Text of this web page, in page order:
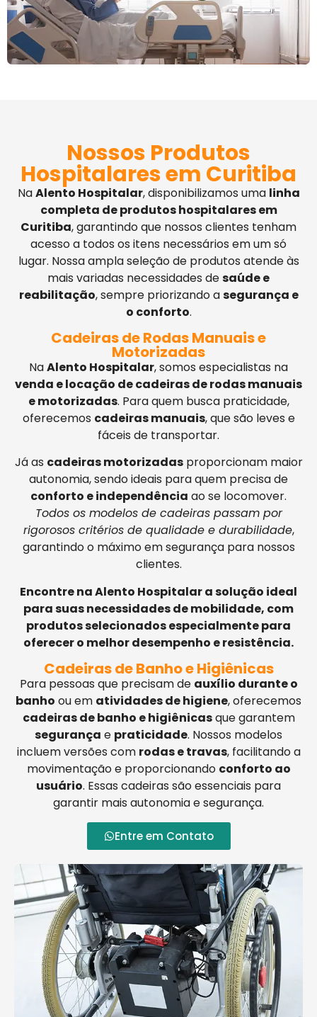
Nossos Produtos
Hospitalares em Curitiba
NaAlento Hospitalar, disponibilizamos uma linha
completa de produtos hospitalares em
Curitiba, garantindo que nossos clientes tenham
acesso a todos os itens necessários em um só
lugar. Nossa ampla seleção de produtos atende às
mais variadas necessidades desaúde e
reabilitação, sempre priorizando asegurança e
o conforto.
Cadeiras de Rodas Manuais e
Motorizadas
NaAlento Hospitalar, somos especialistas na
venda e locação de cadeiras de rodas manuais
e motorizadas. Para quem busca praticidade,
oferecemos cadeiras manuais, que são leves e
fáceis de transportar.
Já as cadeiras motorizadasproporcionam maior
autonomia, sendo ideais para quem precisa de
conforto e independência ao se locomover.
Todos os modelos de cadeiras passam por
rigorosos critérios de qualidade e durabilidade,
garantindo o máximo em segurança para nossos
clientes.
Encontre na Alento Hospitalar a solução ideal
para suas necessidades de mobilidade, com
produtos selecionados especialmente para
oferecer o melhor desempenho e resistência.
Cadeiras de Banho e Higiênicas
Para pessoas que precisam de auxílio durante o
banho ou em atividades de higiene, oferecemos
cadeiras de banho e higiênicasque garantem
segurança e praticidade. Nossos modelos
incluem versões com rodas e travas, facilitando a
movimentação e proporcionando conforto ao
usuário. Essas cadeiras são essenciais para
garantir mais autonomia e segurança.
Entre em Contato